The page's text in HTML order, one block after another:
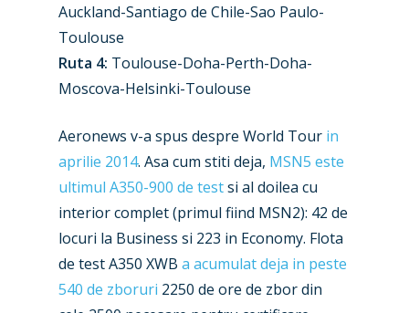
Auckland-Santiago de Chile-Sao Paulo-
Toulouse
Ruta 4: Toulouse-Doha-Perth-Doha-
Moscova-Helsinki-Toulouse
Aeronews v-a spus despre World Tour in
aprilie 2014. Asa cum stiti deja, MSN5 este
ultimul A350-900 de testsi al doilea cu
interior complet (primul fiind MSN2): 42 de
locuri la Business si 223 in Economy. Flota
de test A350 XWB a acumulat deja in peste
540 de zboruri 2250 de ore de zbor din
New Routes
Industry